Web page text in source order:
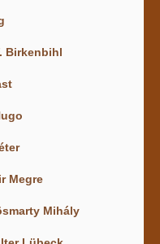
Birkenbihl
Megre
Mihály